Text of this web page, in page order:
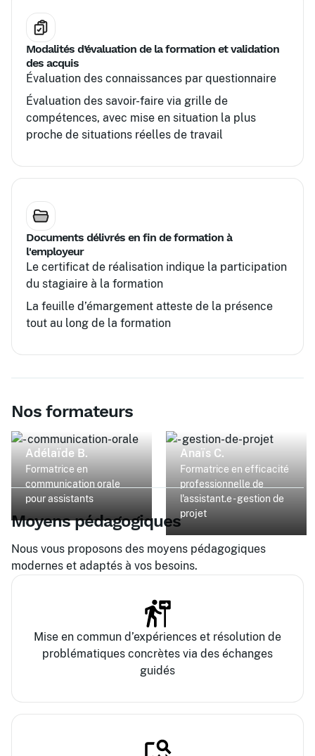
Modalités d’évaluation de la formation et validation
des acquis
Évaluation des connaissances par questionnaire
Évaluation des savoir-faire via grille de
compétences, avec mise en situation la plus
proche de situations réelles de travail
Documents délivrés en fin de formation à
l'employeur
Le certificat de réalisation indique la participation
du stagiaire à la formation
La feuille d’émargement atteste de la présence
tout au long de la formation
Nos formateurs
Adélaïde B.
Formatrice en
communication orale
pour assistants
Anaïs C.
Formatrice en efficacité
professionnelle de
l'assistant.e - gestion de
projet
Moyens pédagogiques
Nous vous proposons des moyens pédagogiques
modernes et adaptés à vos besoins.
Mise en commun d’expériences et résolution de
problématiques concrètes via des échanges
guidés